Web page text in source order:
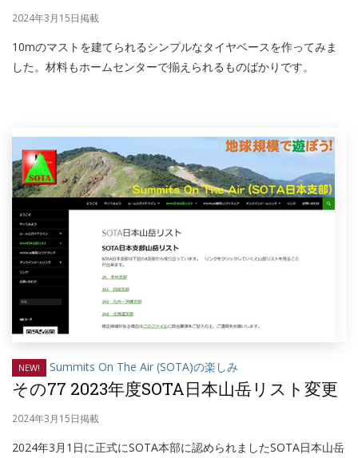
2024年3月15日掲載
10mのマストを建てられるシンプルなタイヤベースを作ってみま
した。材料もホームセンターで揃えられるものばかりです。
NEW! Summits On The Air (SOTA)の楽しみ
その77 2023年度SOTA日本山岳リスト変更
2024年3月15日掲載
2024年3月1日に正式にSOTA本部に認められましたSOTA日本山岳